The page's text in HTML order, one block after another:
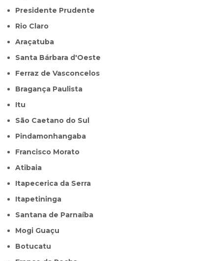
Presidente Prudente
Rio Claro
Araçatuba
Santa Bárbara d'Oeste
Ferraz de Vasconcelos
Bragança Paulista
Itu
São Caetano do Sul
Pindamonhangaba
Francisco Morato
Atibaia
Itapecerica da Serra
Itapetininga
Santana de Parnaíba
Mogi Guaçu
Botucatu